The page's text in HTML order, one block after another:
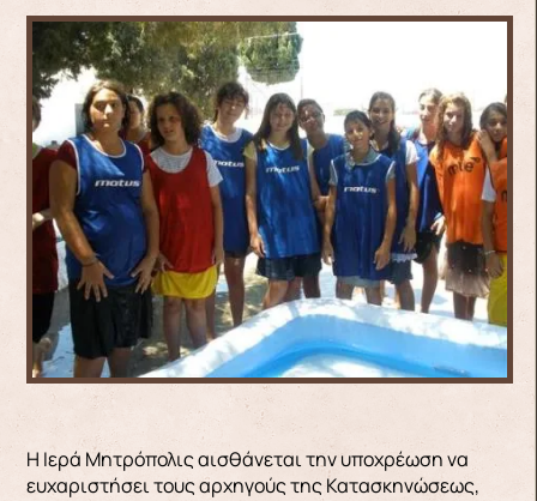
Η Ιερά Μητρόπολις αισθάνεται την υποχρέωση να
ευχαριστήσει τους αρχηγούς της Κατασκηνώσεως,